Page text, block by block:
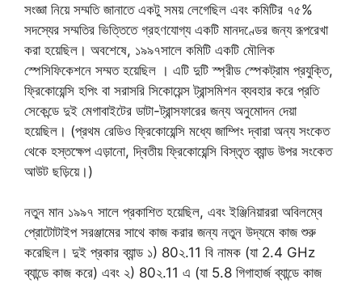
সংজ্ঞা নিয়ে সম্মতি জানাতে একটু সময় লেগেছিল এবং কমিটির ৭৫%
সদস্যের সম্মতির ভিত্তিতে গ্রহণযোগ্য একটি মানদণ্ডের জন্য রূপরেখা
করা হয়েছিল। অবশেষে, ১৯৯৭সালে কমিটি একটি মৌলিক
স্পেসিফিকেশনে সম্মত হয়েছিল । এটি দুটি স্প্রীড স্পেকট্রাম প্রযুক্তি,
ফ্রিকোয়েন্সি হপিং বা সরাসরি সিকোয়েন্স ট্রান্সমিশন ব্যবহার করে প্রতি
সেকেন্ডে দুই মেগাবাইটের ডাটা-ট্রান্সফারের জন্য অনুমোদন দেয়া
হয়েছিল। (প্রথম রেডিও ফ্রিকোয়েন্সি মধ্যে জাম্পিং দ্বারা অন্য সংকেত
থেকে হস্তক্ষেপ এড়ানো, দ্বিতীয় ফ্রিকোয়েন্সি বিস্তৃত ব্যান্ড উপর সংকেত
আউট ছড়িয়ে।)
নতুন মান ১৯৯৭ সালে প্রকাশিত হয়েছিল, এবং ইঞ্জিনিয়াররা অবিলম্বে
প্রোটোটাইপ সরঞ্জামের সাথে কাজ করার জন্য নতুন উদ্যমে কাজ শুরু
করেছিল। দুই প্রকার ব্যান্ড ১) 80২.11 বি নামক (যা 2.4 GHz
ব্যান্ডে কাজ করে) এবং ২) 80২.11 এ (যা 5.8 গিগাহার্জ ব্যান্ডে কাজ